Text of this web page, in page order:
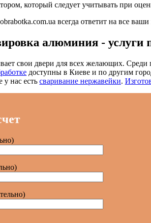
который следует учитывать при
всегда ответит на все
алюминия - услуги
свои двери для всех желающих.
доступны в Киеве и по другим
у нас есть сваривание нержавейки.